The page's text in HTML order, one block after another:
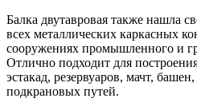
Балка двутавровая также нашла
всех металлических каркасных
сооружениях промышленного и
Отлично подходит для
эстакад, резервуаров, мачт,
подкрановых путей.